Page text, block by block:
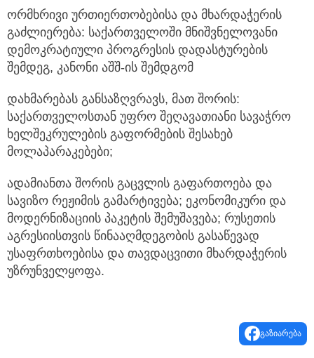
ორმხრივი ურთიერთობებისა და მხარდაჭერის
გაძლიერება: საქართველოში მნიშვნელოვანი
დემოკრატიული პროგრესის დადასტურების
შემდეგ, კანონი აშშ-ის შემდგომ
დახმარებას განსაზღვრავს, მათ შორის:
საქართველოსთან უფრო შეღავათიანი სავაჭრო
ხელშეკრულების გაფორმების შესახებ
მოლაპარაკებები;
ადამიანთა შორის გაცვლის გაფართოება და
სავიზო რეჟიმის გამარტივება; ეკონომიკური და
მოდერნიზაციის პაკეტის შემუშავება; რუსეთის
აგრესიისთვის წინააღმდეგობის გასაწევად
უსაფრთხოებისა და თავდაცვითი მხარდაჭერის
უზრუნველყოფა.
გაზიარება